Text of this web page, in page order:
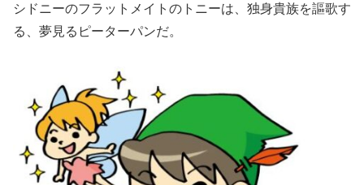
シドニーのフラットメイトのトニーは、独身貴族を謳歌す
る、夢見るピーターパンだ。